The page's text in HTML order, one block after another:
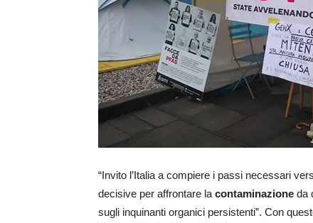
“Invito l’Italia a compiere i passi necessari
decisive per affrontare la contaminazione da
sugli inquinanti organici persistenti”. Con